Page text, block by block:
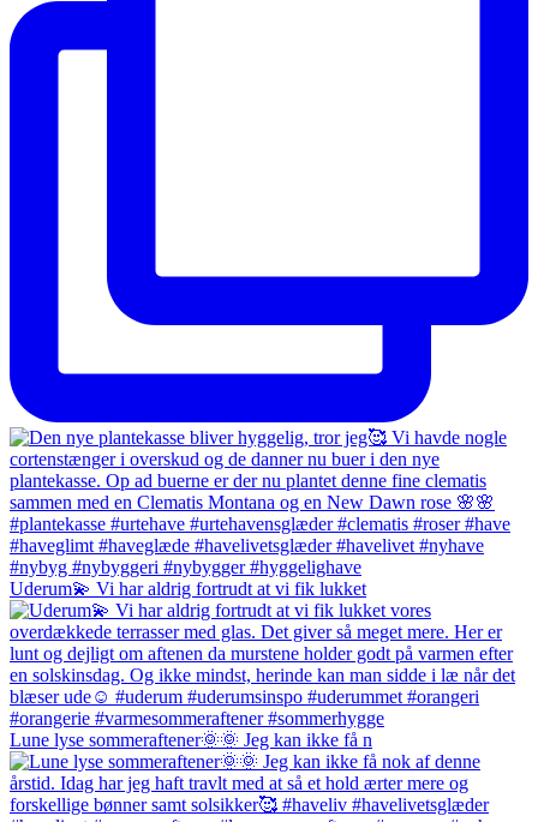
Uderum💫 Vi har aldrig fortrudt at vi fik lukket
Lune lyse sommeraftener🌞🌞 Jeg kan ikke få n